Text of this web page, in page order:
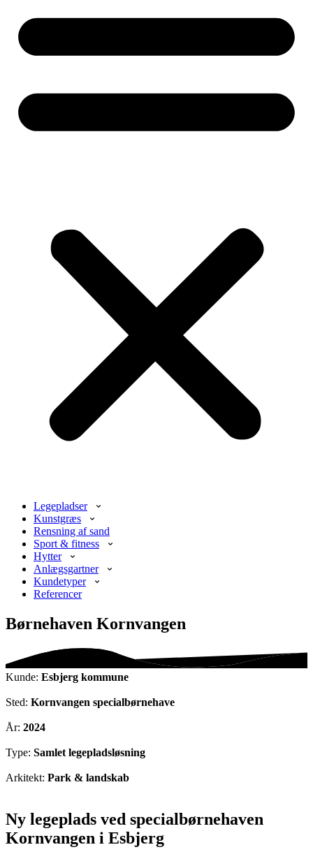
Legepladser
Kunstgræs
Rensning af sand
Sport & fitness
Hytter
Anlægsgartner
Kundetyper
Referencer
Børnehaven Kornvangen
Kunde: Esbjerg kommune
Sted: Kornvangen specialbørnehave
År: 2024
Type: Samlet legepladsløsning
Arkitekt: Park & landskab
Ny legeplads ved specialbørnehaven
Kornvangen i Esbjerg